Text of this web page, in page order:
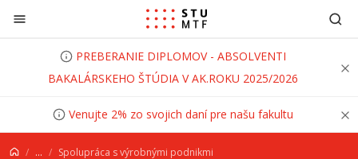
Prejsť na obsah
PREBERANIE DIPLOMOV - ABSOLVENTI
BAKALÁRSKEHO ŠTÚDIA V AK.ROKU 2025/2026
Venujte 2% zo svojich daní pre našu fakultu
... Spolupráca s výrobnými podnikmi